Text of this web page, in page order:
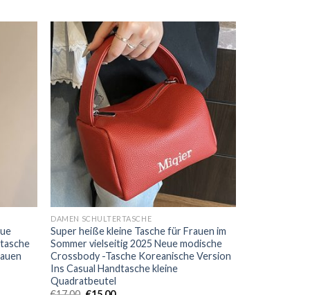
DAMEN SCHULTERTASCHE
Super heiße kleine Tasche für Frauen im
Sommer vielseitig 2025 Neue modische
Crossbody -Tasche Koreanische Version
Ins Casual Handtasche kleine
Quadratbeutel